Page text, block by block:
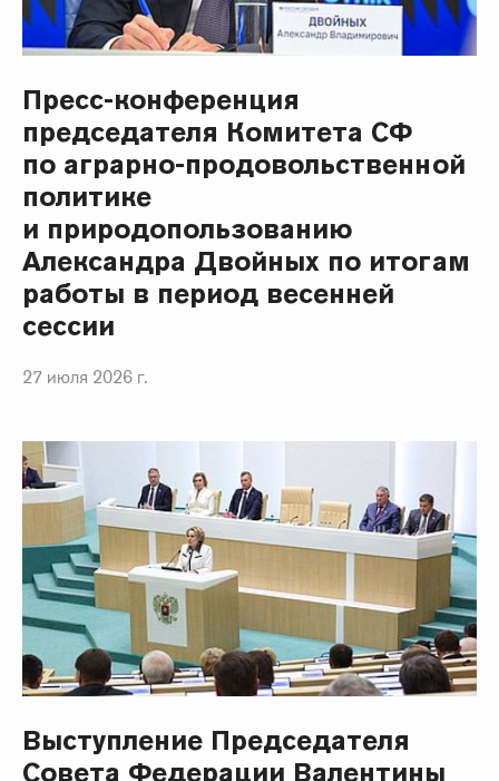
Пресс-конференция
председателя Комитета СФ
по аграрно-продовольственной
политике
и природопользованию
Александра Двойных по итогам
работы в период весенней
сессии
27 июля 2026 г.
Выступление Председателя
Совета Федерации Валентины